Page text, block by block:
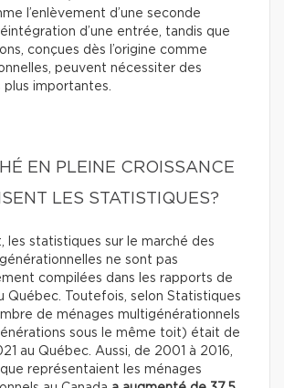
l’enlèvement d’une seconde
d’une entrée, tandis que
conçues dès l’origine comme
peuvent nécessiter des
importantes.
EN PLEINE CROISSANCE
LES STATISTIQUES?
les statistiques sur le marché des
ne sont pas
compilées dans les rapports de
Québec. Toutefois, selon Statistiques
de ménages multigénérationnels
sous le même toit) était de
au Québec. Aussi, de 2001 à 2016,
représentaient les ménages